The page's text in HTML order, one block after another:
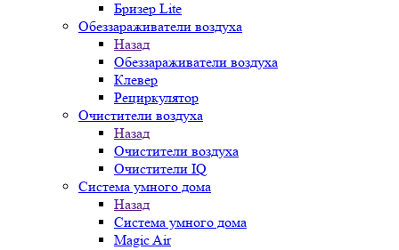
Бризер Lite
Обеззараживатели воздуха
Назад
Обеззараживатели воздуха
Клевер
Рециркулятор
Очистители воздуха
Назад
Очистители воздуха
Очистители IQ
Система умного дома
Назад
Система умного дома
Magic Air